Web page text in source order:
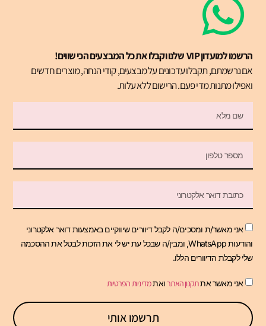
הרשמו למועדון VIP שלנו וקבלו את כל המבצעים הכי שווים!
אם נרשמתם, תקבלו עדכונים על מבצעים, קודי הנחה, מוצרים חדשים
ואפילו מתנות מדי פעם. הרישום ללא עלות.
אני מאשר/ת ומסכים/ה לקבל דיוורים שיווקיים באמצעות דואר אלקטרוני
והודעות WhatsApp, ומבין/ה שבכל עת יש לי את הזכות לבטל את ההסכמה
שלי לקבלת הדיוורים הללו.
אני מאשר אתתקנון האתרואתמדיניות הפרטיות
תרשמו אותי